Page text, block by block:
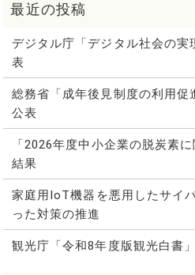
デジタル庁「デジタル社会の実
表
総務省「成年後見制度の利用促
公表
「2026年度中小企業の脱炭素
結果
家庭用IoT機器を悪用したサイ
った対策の推進
観光庁「令和8年度版観光白書